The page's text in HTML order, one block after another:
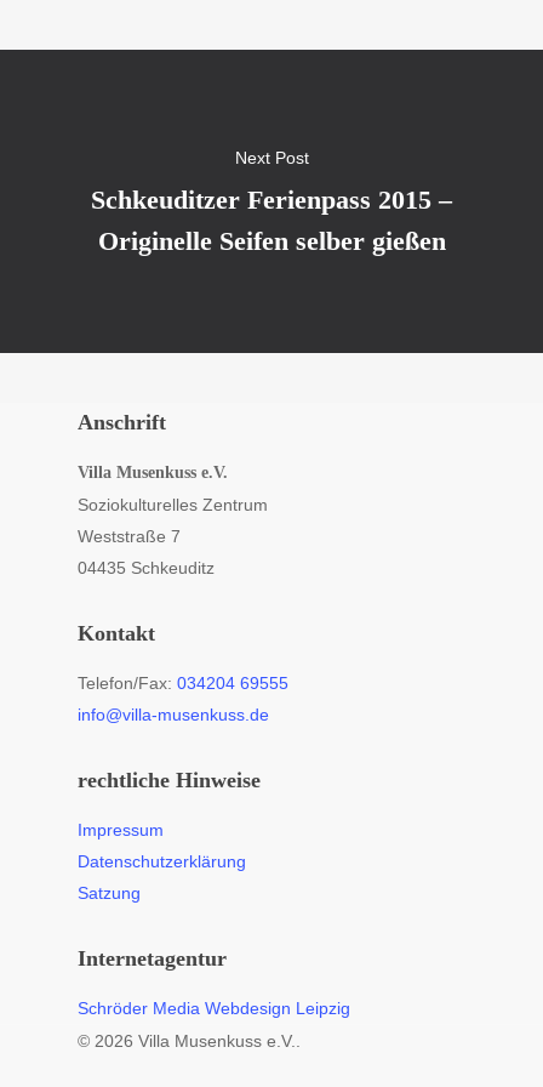
Next Post
Schkeuditzer Ferienpass 2015 –
Originelle Seifen selber gießen
Anschrift
Villa Musenkuss e.V.
Soziokulturelles Zentrum
Weststraße 7
04435 Schkeuditz
Kontakt
Telefon/Fax: 034204 69555
info@villa-musenkuss.de
rechtliche Hinweise
Impressum
Datenschutzerklärung
Satzung
Internetagentur
Schröder Media Webdesign Leipzig
© 2026 Villa Musenkuss e.V..